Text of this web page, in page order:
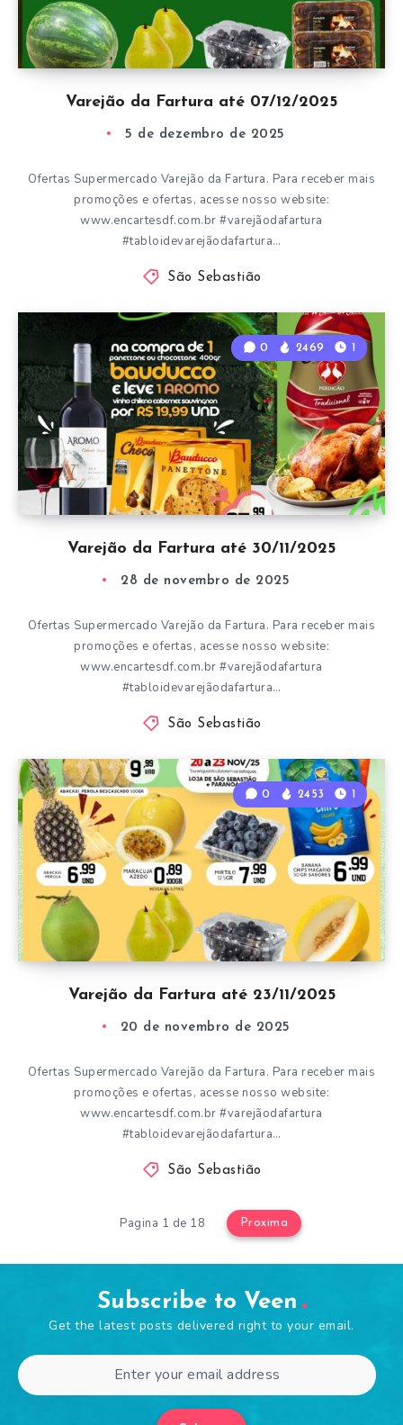
Varejão da Fartura até 07/12/2025
5 de dezembro de 2025
Ofertas Supermercado Varejão da Fartura. Para receber mais
promoções e ofertas, acesse nosso website:
www.encartesdf.com.br #varejãodafartura
#tabloidevarejãodafartura…
São Sebastião
Varejão da Fartura até 30/11/2025
0 2469 1
28 de novembro de 2025
Ofertas Supermercado Varejão da Fartura. Para receber mais
promoções e ofertas, acesse nosso website:
www.encartesdf.com.br #varejãodafartura
#tabloidevarejãodafartura…
São Sebastião
Varejão da Fartura até 23/11/2025
0 2453 1
20 de novembro de 2025
Ofertas Supermercado Varejão da Fartura. Para receber mais
promoções e ofertas, acesse nosso website:
www.encartesdf.com.br #varejãodafartura
#tabloidevarejãodafartura…
São Sebastião
Pagina 1 de 18 Proxima
Subscribe to Veen
Get the latest posts delivered right to your email.